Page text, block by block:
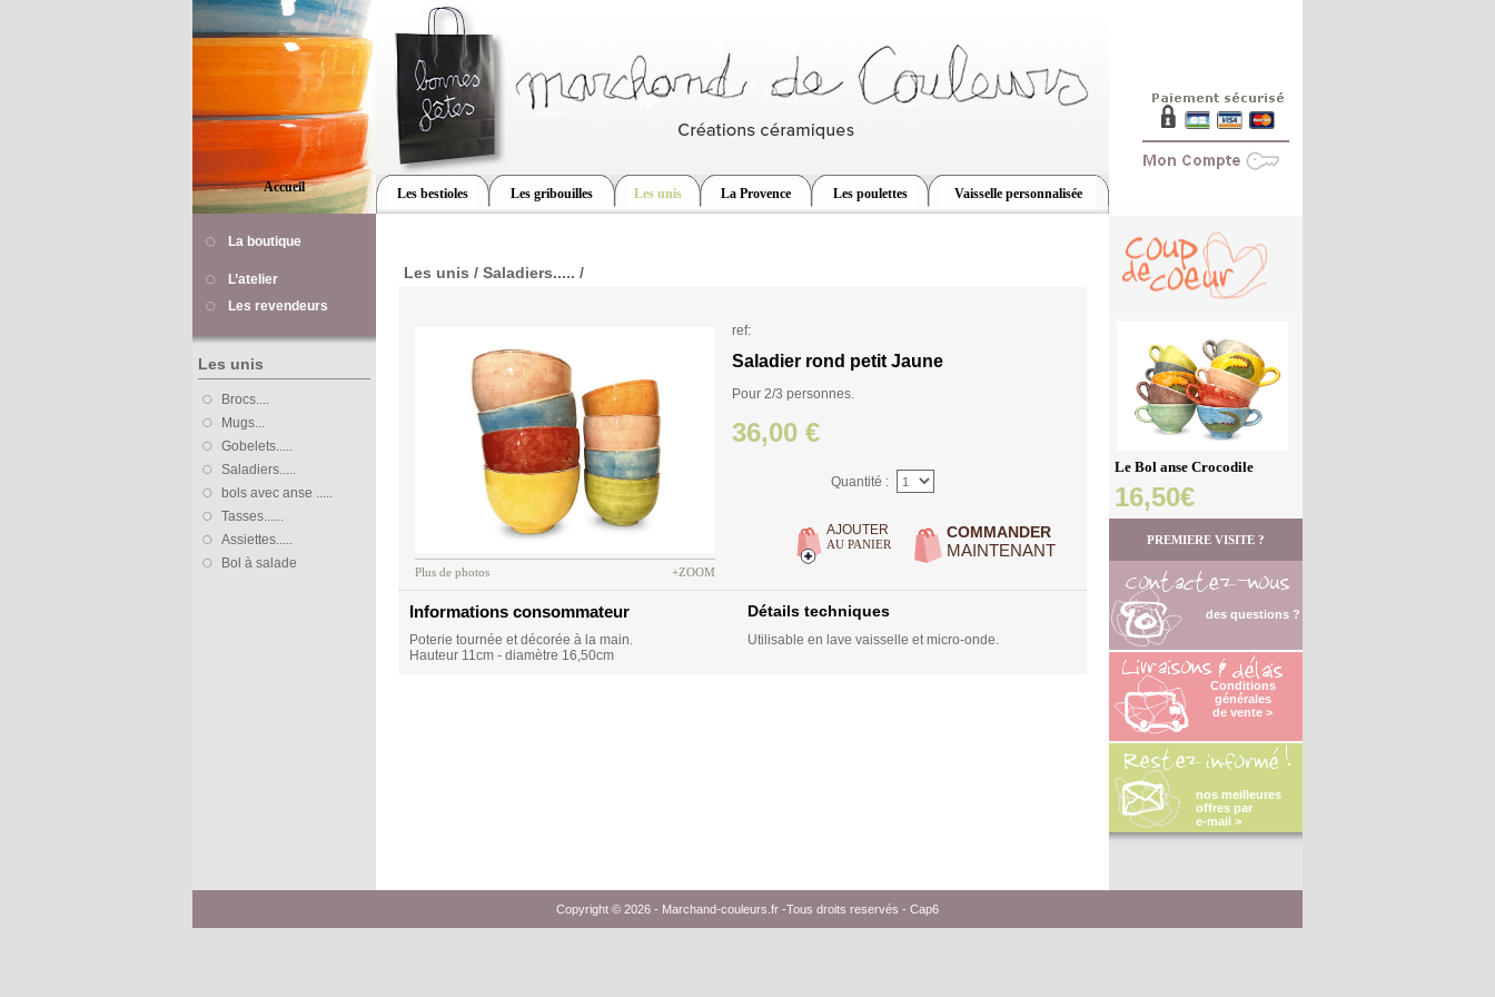
Accueil Les bestioles Les gribouilles Les unis La Provence Les poulettes Vaisselle personnalisée
La boutique
L’atelier
Les revendeurs
Les unis
Brocs....
Mugs...
Gobelets.....
Saladiers.....
bols avec anse .....
Tasses......
Assiettes.....
Bol à salade
Les unis / Saladiers..... /
Plus de photos +ZOOM
ref:
Saladier rond petit Jaune
Pour 2/3 personnes.
36,00 €
Quantité :
AJOUTER
AU PANIER
COMMANDER
MAINTENANT
Informations consommateur Détails techniques
Poterie tournée et décorée à la main.
Hauteur 11cm - diamètre 16,50cm
Utilisable en lave vaisselle et micro-onde.
Le Bol anse Crocodile
16,50€
PREMIERE VISITE ?
des questions ?
Conditions
générales
de vente >
nos meilleures
offres par
e-mail >
Copyright © 2026 - Marchand-couleurs.fr -Tous droits reservés - Cap6